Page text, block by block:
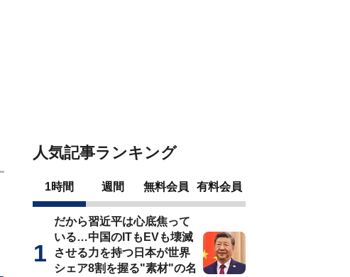
人気記事ランキング
1時間 週間 無料会員 有料会員
だから習近平は心底焦って
いる…中国のITもEVも壊滅
させる力を持つ日本が世界
シェア8割を握る"素材"の名